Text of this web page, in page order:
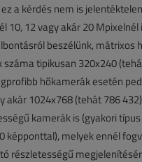
a kérdés nem is
10, 12 vagy akár 20 Mpixelnél
beszélünk, mátrixos
tipikusan 320x240
hőkamerák esetén
akár 1024x768 (tehát 786
kamerák is (gyakori
képponttal), melyek ennél
részletességű